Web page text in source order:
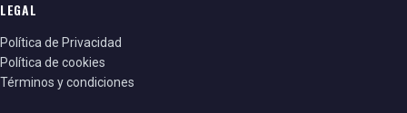
LEGAL
Política de Privacidad
Política de cookies
Términos y condiciones